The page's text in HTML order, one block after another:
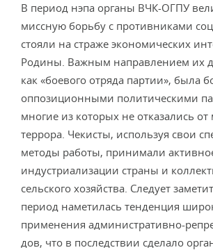
В период нэпа органы ВЧК-ОГПУ
миссную борьбу с противниками
стояли на страже экономических
Родины. Важным на­правлением их
как «боевого отряда пар­тии», была
оппозиционными политическими
многие из которых не отказались от
террора. Чекисты, используя свои
методы работы, принимали
индустриализации страны и
сельского хозяйства. Следует
период наметилась тенденция
применения административно-
дов, что в последствии сделало